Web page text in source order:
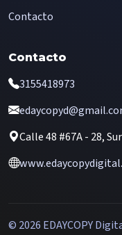
Contacto
Contacto
3155418973
Calle 48 #67A - 28,
© 2026 EDAYCOPY